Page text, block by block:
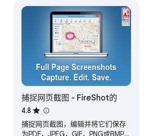
捕捉网页截图 - FireShot的
4.8
捕捉网页截图，编辑并将它们保存
为PDF，JPEG，GIF，PNG或BMP；